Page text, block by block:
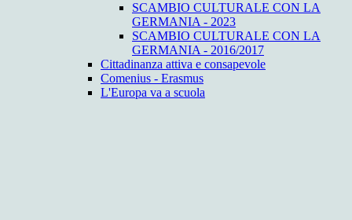
SCAMBIO CULTURALE CON LA
GERMANIA - 2023
SCAMBIO CULTURALE CON LA
GERMANIA - 2016/2017
Cittadinanza attiva e consapevole
Comenius - Erasmus
L'Europa va a scuola